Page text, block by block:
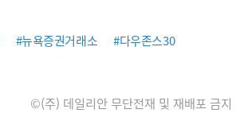
#뉴욕증권거래소
#다우존스30
©(주) 데일리안 무단전재 및 재배포 금지